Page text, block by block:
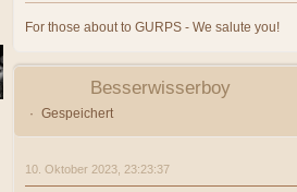
For those about to GURPS - We salute you!
Besserwisserboy
Gespeichert
10. Oktober 2023, 23:23:37